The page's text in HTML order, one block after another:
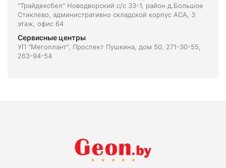
"Трайдексбел" Новодворский с/с 33-1, район д.Большое
Стиклево, административно складской корпус АСА, 3
этаж, офис 64
Сервисные центры
УП "Мегоплант", Проспект Пушкина, дом 50, 271-30-55,
263-94-54